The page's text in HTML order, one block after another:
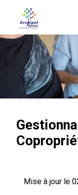
Mise à jour le